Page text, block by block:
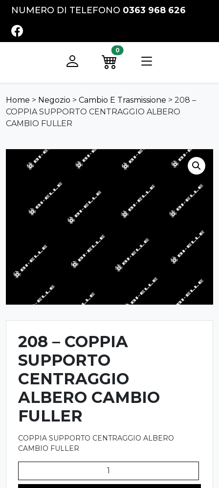
Vai al contenuto
NUMERO DI TELEFONO 0363 968 626
FACEBOOK
Registrati Preventivo
0
Home > Negozio > Cambio E Trasmissione > 208 –
COPPIA SUPPORTO CENTRAGGIO ALBERO
CAMBIO FULLER
208 – COPPIA
SUPPORTO
CENTRAGGIO
ALBERO CAMBIO
FULLER
COPPIA SUPPORTO CENTRAGGIO ALBERO
CAMBIO FULLER
-